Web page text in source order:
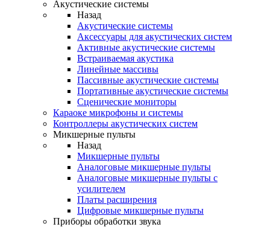
Акустические системы
Назад
Акустические системы
Аксессуары для акустических систем
Активные акустические системы
Встраиваемая акустика
Линейные массивы
Пассивные акустические системы
Портативные акустические системы
Сценические мониторы
Караоке микрофоны и системы
Контроллеры акустических систем
Микшерные пульты
Назад
Микшерные пульты
Аналоговые микшерные пульты
Аналоговые микшерные пульты с
усилителем
Платы расширения
Цифровые микшерные пульты
Приборы обработки звука